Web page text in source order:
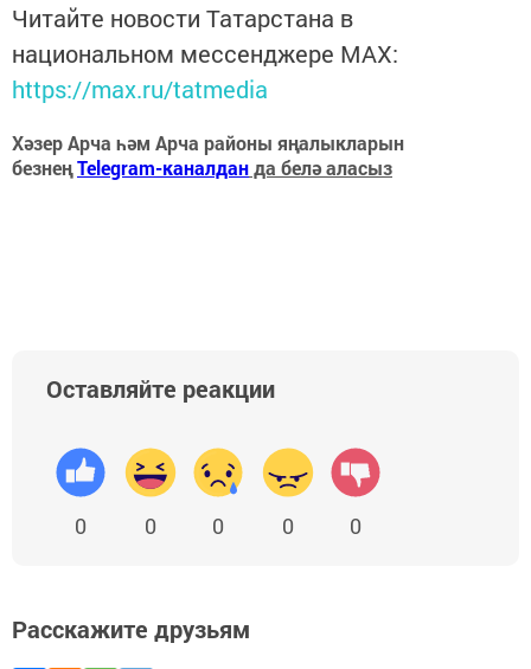
Читайте новости Татарстана в
национальном мессенджере MАХ:
https://max.ru/tatmedia
Хәзер Арча һәм Арча районы яңалыкларын
безнеңTelegram-каналданда белә аласыз
Оставляйте реакции
0 0 0 0 0
Расскажите друзьям